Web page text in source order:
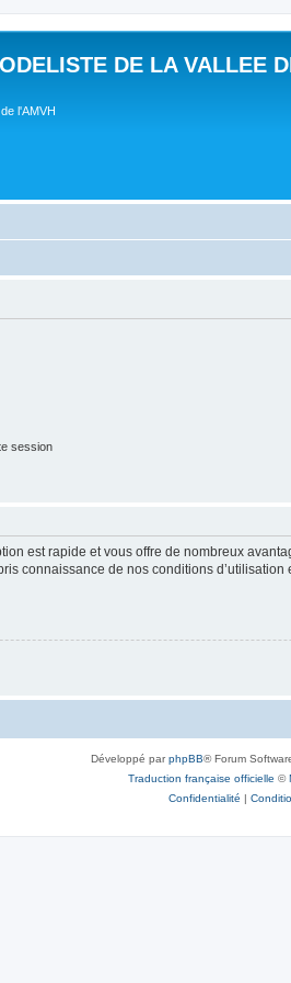
DE LA VALLEE
l'AMVH
session
est rapide et vous offre de nombreux
connaissance de nos conditions
Développé parphpBB® Forum
Traduction française officielle ©
Confidentialité |